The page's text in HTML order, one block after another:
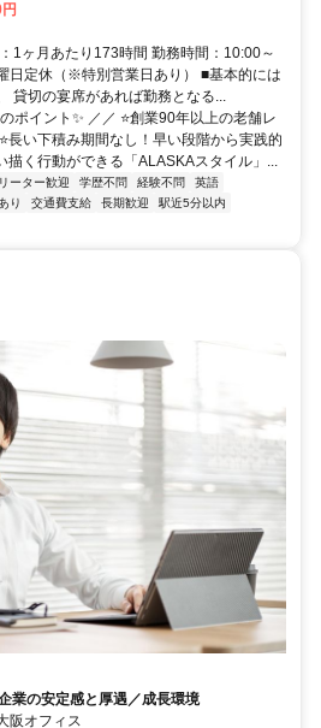
1ヶ月あたり173時間 勤務時間：10:00～
日定休（※特別営業日あり） ■基本的には
貸切の宴席があれば勤務となる...
ポイント✨ ／／ ⭐創業90年以上の老舗レ
長い下積み期間なし！早い段階から実践的
描く行動ができる「ALASKAスタイル」...
ーター歓迎 学歴不問 経験不問
英語
り 交通費支給 長期歓迎
駅近5分以内
業の安定感と厚遇／成長環境
阪オフィス